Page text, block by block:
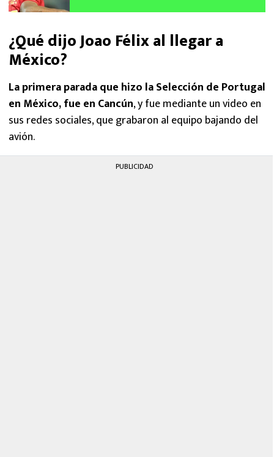
¿Qué dijo Joao Félix al llegar a
México?
La primera parada que hizo la Selección de Portugal
en México, fue en Cancún, y fue mediante un video en
sus redes sociales, que grabaron al equipo bajando del
avión.
PUBLICIDAD